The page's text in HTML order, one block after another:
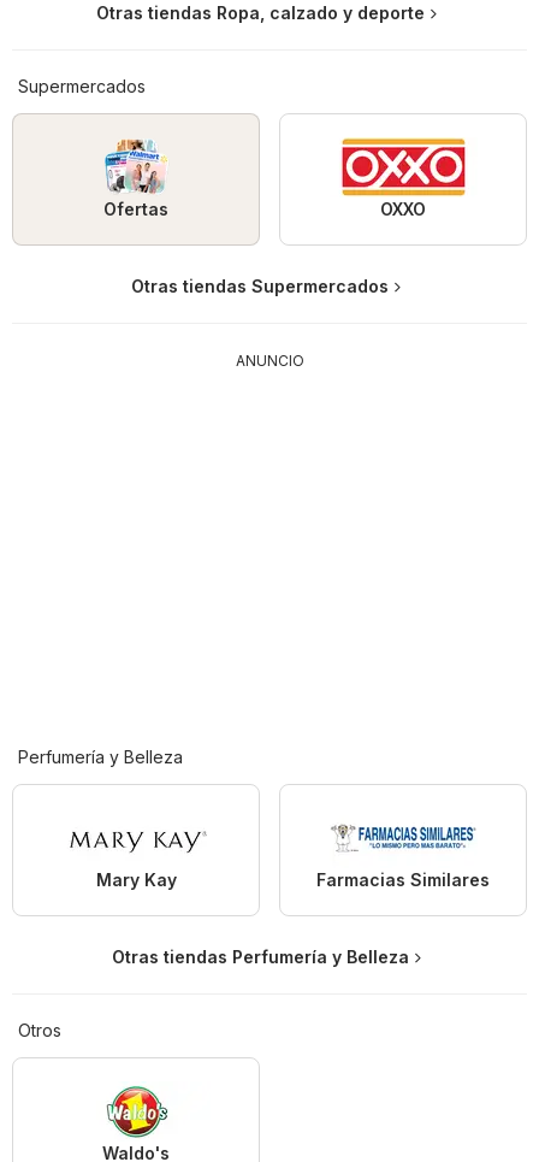
Otras tiendas Ropa, calzado y deporte
Supermercados
Ofertas OXXO
Otras tiendas Supermercados
ANUNCIO
Perfumería y Belleza
Mary Kay Farmacias Similares
Otras tiendas Perfumería y Belleza
Otros
Waldo's